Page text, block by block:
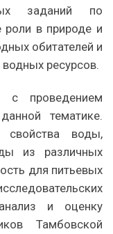
заданий по
в природе и
обитателей и
ресурсов.
с проведением
тематике.
свойства воды,
из различных
для питьевых
и оценку
Тамбовской